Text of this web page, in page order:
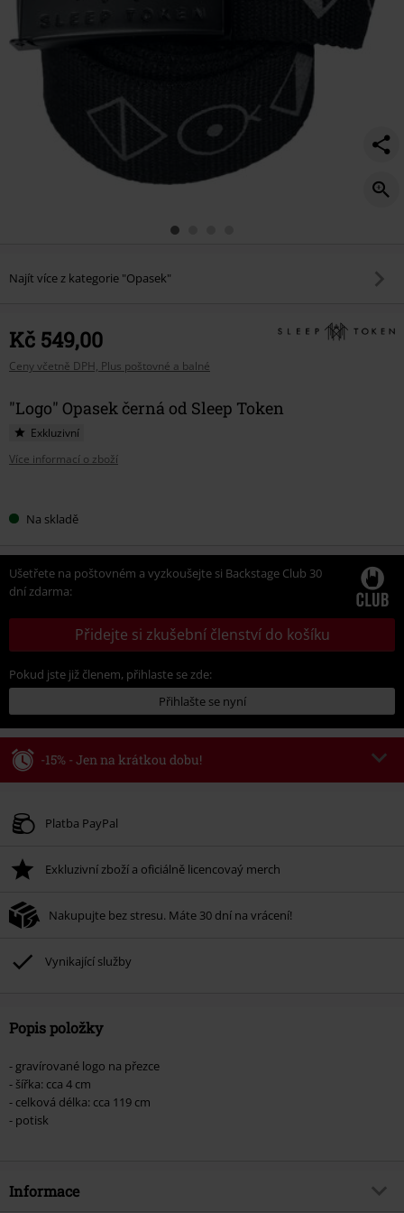
Najít více z kategorie "Opasek"
Kč 549,00
Ceny včetně DPH, Plus poštovné a balné
"Logo" Opasek černá od Sleep Token
Exkluzivní
Více informací o zboží
si Na skladě
Ušetřete na poštovném a vyzkoušejte si Backstage Club 30
dní zdarma:
Přidejte si zkušební členství do košíku
Pokud jste již členem, přihlaste se zde:
Přihlašte se nyní
-15% - Jen na krátkou dobu!
Platné do 8/9/26
Po zadání kódu v košíku, se sleva uplatní automaticky.
Nelze kombinovat s jinými akciovými kódy. Sleva se nevztahuje na: knihy,
média, vstupenky, Rammstein, (Till) Lindemann, Böhse Onkelz, Broilers, Die
podpoříte nadaci.
Platba PayPal
Exkluzivní zboží a oficiálně licencovaý merch
Nakupujte bez stresu. Máte 30 dní na vrácení!
Vynikající služby
Popis položky
- gravírované logo na přezce
- šířka: cca 4 cm
- celková délka: cca 119 cm
- potisk
Informace